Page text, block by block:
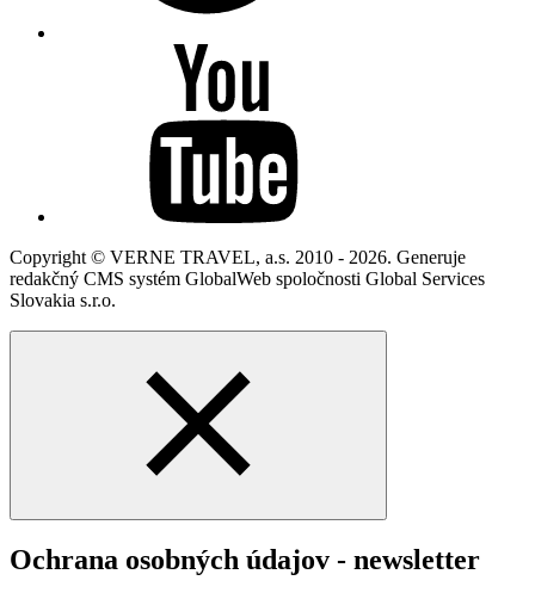
Copyright © VERNE TRAVEL, a.s. 2010 - 2026. Generuje
redakčný CMS systém GlobalWeb spoločnosti Global Services
Slovakia s.r.o.
Ochrana osobných údajov - newsletter